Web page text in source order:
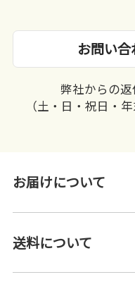
お問い
弊社からの
（土・日・祝日・
お届けについて
送料について